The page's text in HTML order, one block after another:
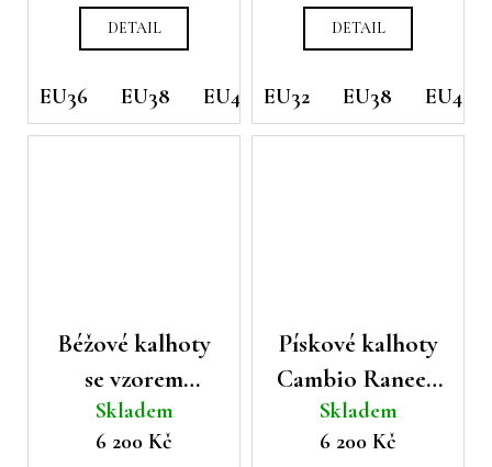
DETAIL
EU36 EU38 EU40 EU42 EU46
DETAIL
EU32 EU38 EU40
Béžové kalhoty
se vzorem
Cambio Faith
Skladem
6 200 Kč
Pískové kalhoty
Cambio Ranee s
geometrickým
vzorem
Skladem
6 200 Kč